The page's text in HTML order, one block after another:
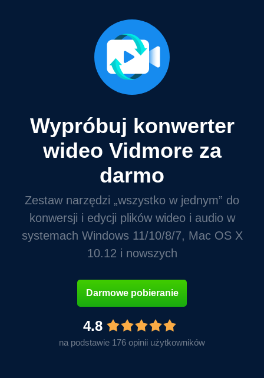
Wypróbuj konwerter
wideo Vidmore za
darmo
Zestaw narzędzi „wszystko w jednym” do
konwersji i edycji plików wideo i audio w
systemach Windows 11/10/8/7, Mac OS X
10.12 i nowszych
Darmowe pobieranie
4.8
na podstawie 176 opinii użytkowników